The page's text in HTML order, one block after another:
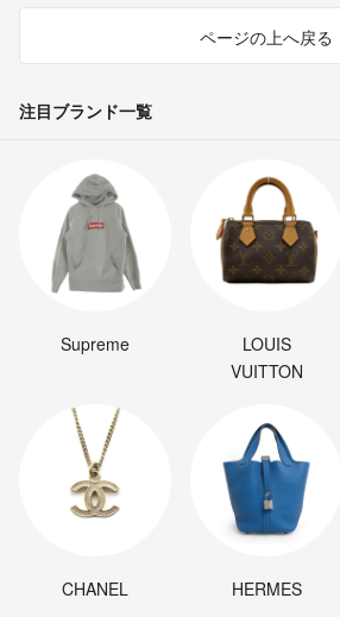
ページの上へ戻る
注目ブランド一覧
Supreme
LOUIS
VUITTON
CHANEL HERMES